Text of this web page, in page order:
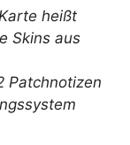
heißt
Skins aus
Patchnotizen